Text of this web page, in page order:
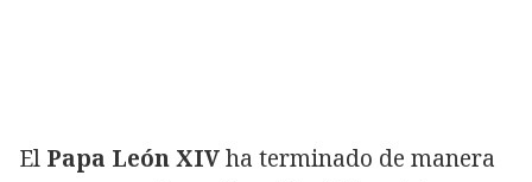
El Papa León XIVha terminado de manera